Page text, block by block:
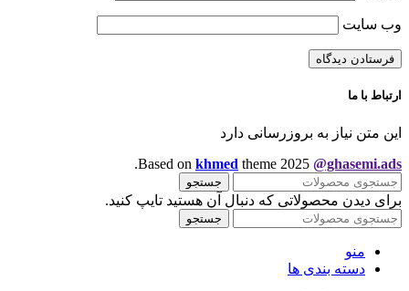
وب‌ سایت
ارتباط با ما
این متن نیاز به بروزرسانی دارد
Based on khmed theme 2025 @ghasemi.ads
.
جستجو
برای دیدن محصولاتی که دنبال آن هستید تایپ کنید.
جستجو
منو
دسته بندی ها